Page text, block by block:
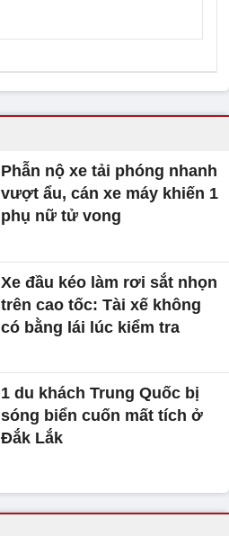
Phẫn nộ xe tải phóng nhanh
vượt ẩu, cán xe máy khiến 1
phụ nữ tử vong
Xe đầu kéo làm rơi sắt nhọn
trên cao tốc: Tài xế không
có bằng lái lúc kiểm tra
1 du khách Trung Quốc bị
sóng biển cuốn mất tích ở
Đắk Lắk